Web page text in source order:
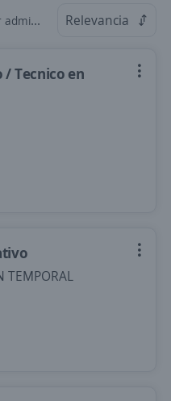
D.C. Relevancia
Tecnico en
TEMPORAL